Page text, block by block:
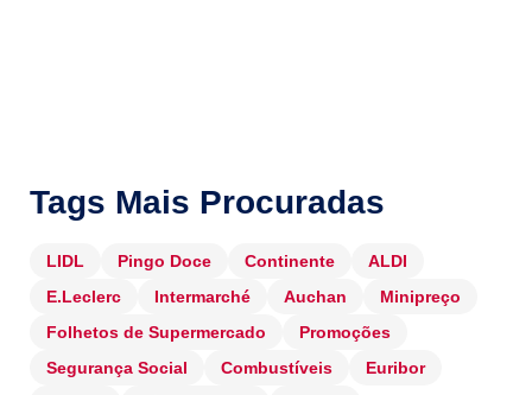
Tags Mais Procuradas
LIDL Pingo Doce Continente
ALDI
E.Leclerc
Intermarché Auchan
Minipreço
Folhetos de Supermercado
Promoções
Segurança Social
Combustíveis
Euribor